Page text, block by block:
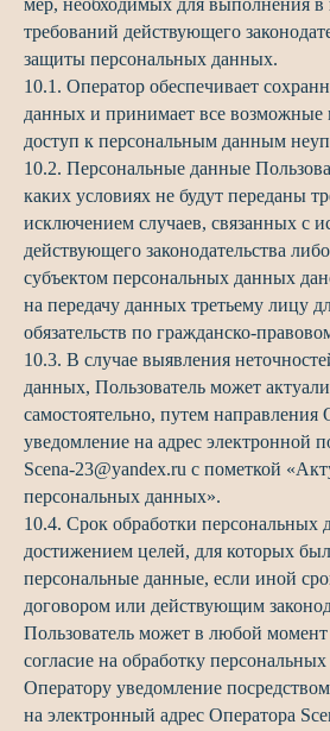
мер, необходимых для выполнения
требований действующего
защиты персональных данных.
10.1. Оператор обеспечивает
данных и принимает все
доступ к персональным данным
10.2. Персональные данные
каких условиях не будут переданы
исключением случаев, связанных с
действующего законодательства
субъектом персональных данных
на передачу данных третьему лицу
обязательств по гражданско-
10.3. В случае выявления
данных, Пользователь может
самостоятельно, путем направления
уведомление на адрес электронной
Scena-23@yandex.ru с пометкой
персональных данных».
10.4. Срок обработки персональных
достижением целей, для которых
персональные данные, если иной
договором или действующим
Пользователь может в любой момент
согласие на обработку
Оператору уведомление
на электронный адрес Оператора